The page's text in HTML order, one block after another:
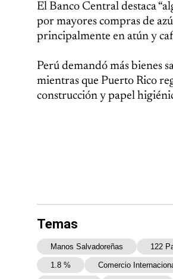
El Banco Central destaca
por mayores compras de
principalmente en atún y
Perú demandó más bienes
mientras que Puerto Rico
construcción y papel
Temas
Manos Salvadoreñas 122
1.8 % Comercio